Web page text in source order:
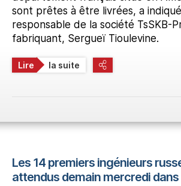
sont prêtes à être livrées, a
responsable de la société TsSKB-
fabriquant, Sergueï Tioulevine.
Lire la suite
Les 14 premiers ingénieurs
attendus demain mercredi